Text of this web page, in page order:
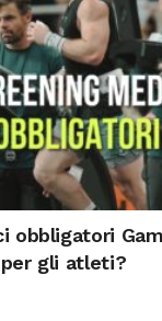
obbligatori
gli atleti?